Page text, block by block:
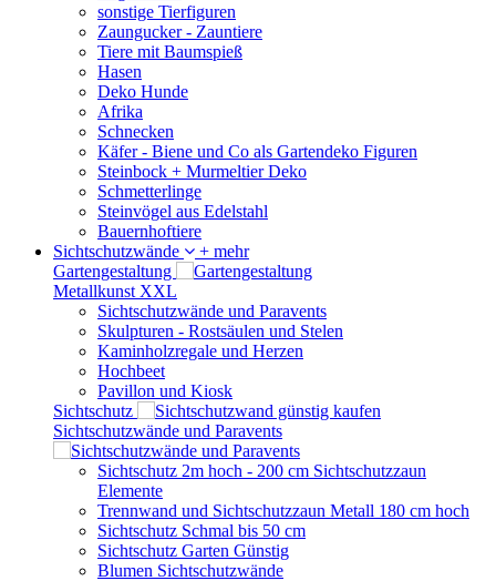
sonstige Tierfiguren
Zaungucker - Zauntiere
Tiere mit Baumspieß
Hasen
Deko Hunde
Afrika
Schnecken
Käfer - Biene und Co als Gartendeko Figuren
Steinbock + Murmeltier Deko
Schmetterlinge
Steinvögel aus Edelstahl
Bauernhoftiere
Sichtschutzwände
+ mehr
Gartengestaltung
Metallkunst XXL
Sichtschutzwände und Paravents
Skulpturen - Rostsäulen und Stelen
Kaminholzregale und Herzen
Hochbeet
Pavillon und Kiosk
Sichtschutz
Sichtschutzwände und Paravents
Sichtschutz 2m hoch - 200 cm Sichtschutzzaun
Elemente
Trennwand und Sichtschutzzaun Metall 180 cm hoch
Sichtschutz Schmal bis 50 cm
Sichtschutz Garten Günstig
Blumen Sichtschutzwände